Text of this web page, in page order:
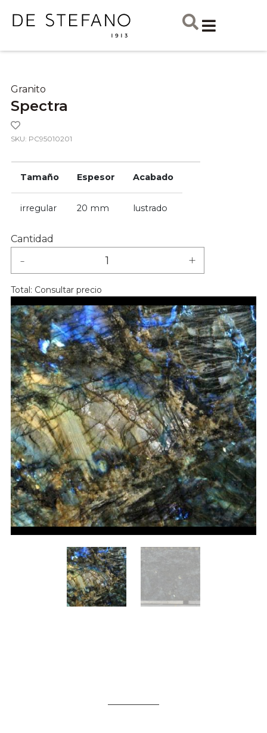
Granito
Spectra
SKU: PC95010201
Tamaño Espesor Acabado
irregular 20 mm lustrado
Cantidad
- +
Total: Consultar precio